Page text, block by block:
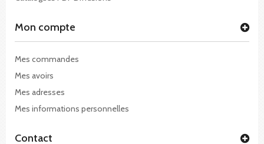
Mon compte
Mes commandes
Mes avoirs
Mes adresses
Mes informations personnelles
Contact